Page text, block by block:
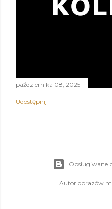
października 08, 2025
Udostępnij
Obsługiwane
Autor obrazów